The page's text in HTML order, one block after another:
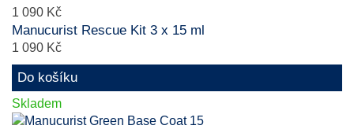
1 090 Kč
Manucurist Rescue Kit 3 x 15 ml
1 090 Kč
Do košíku
Skladem